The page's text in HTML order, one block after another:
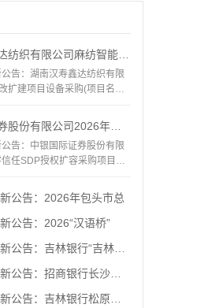
织有限公司麻纺智能改扩建项
告：湖南汉寿鑫达纺织有限
扩建项目设备采购(项目名称)
份有限公司2026年零信任
告：中银国际证券股份有限
任SDP授权扩容采购项目采
公告：2026年包头市总
公告：2026“汉语桥”
告：吉林银行“吉林大学
告：招商银行长沙分行零
告：吉林银行松原分行网